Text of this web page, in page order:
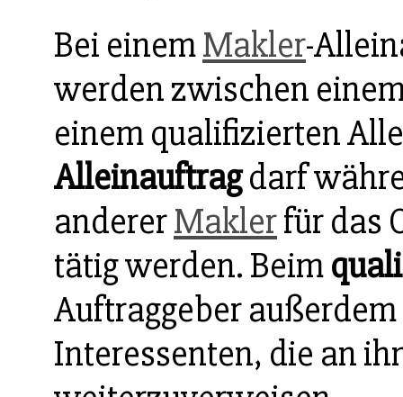
Bei einemMakler-
werden zwischen
einem qualifizierten
Alleinauftragdarf
andererMaklerfür das
tätig werden. Beim
Auftraggeber
Interessenten, die an